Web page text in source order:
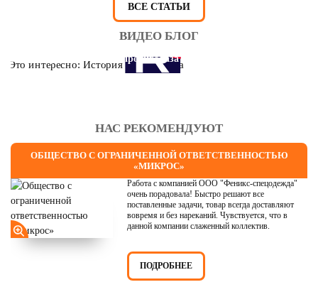
ВСЕ СТАТЬИ
ВИДЕО БЛОГ
Это интересно: История противогаза
НАС РЕКОМЕНДУЮТ
ОБЩЕСТВО С ОГРАНИЧЕННОЙ ОТВЕТСТВЕННОСТЬЮ
«МИКРОС»
Работа с компанией ООО "Феникс-спецодежда"
очень порадовала! Быстро решают все
поставленные задачи, товар всегда доставляют
вовремя и без нареканий. Чувствуется, что в
данной компании слаженный коллектив.
ПОДРОБНЕЕ